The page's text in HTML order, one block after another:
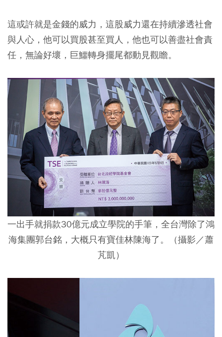
這或許就是金錢的威力，這股威力還在持續滲透社會
與人心，他可以買股甚至買人，他也可以善盡社會責
任，無論好壞，巨鱷轉身擺尾都動見觀瞻。
一出手就捐款30億元成立學院的手筆，全台灣除了鴻
海集團郭台銘，大概只有寶佳林陳海了。（攝影／蕭
芃凱）